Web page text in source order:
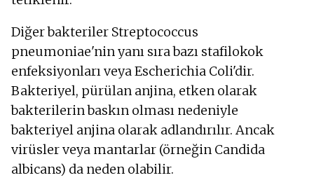
Diğer bakteriler Streptococcus
pneumoniae'nin yanı sıra bazı stafilokok
enfeksiyonları veya Escherichia Coli'dir.
Bakteriyel, pürülan anjina, etken olarak
bakterilerin baskın olması nedeniyle
bakteriyel anjina olarak adlandırılır. Ancak
virüsler veya mantarlar (örneğin Candida
albicans) da neden olabilir.